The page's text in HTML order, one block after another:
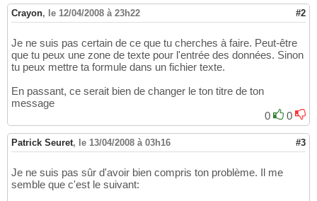
Crayon, le 12/04/2008 à 23h22 #2
Je ne suis pas certain de ce que tu cherches à faire. Peut-être
que tu peux une zone de texte pour l'entrée des données. Sinon
tu peux mettre ta formule dans un fichier texte.
En passant, ce serait bien de changer le ton titre de ton
message
0
0
Patrick Seuret, le 13/04/2008 à 03h16 #3
Je ne suis pas sûr d'avoir bien compris ton problème. Il me
semble que c'est le suivant: